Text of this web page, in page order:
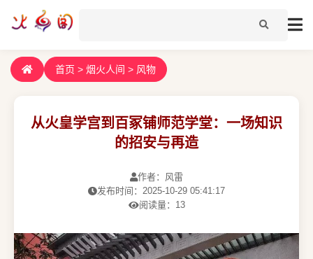
首页 > 烟火人间 > 风物
从火皇学宫到百冢铺师范学堂：一场知识
的招安与再造
作者：风雷
发布时间：2025-10-29 05:41:17
阅读量：13